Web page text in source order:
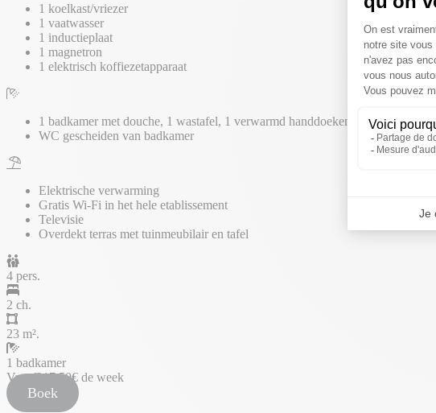
1 koelkast/vriezer
1 vaatwasser
1 inductieplaat
1 magnetron
1 elektrisch koffiezetapparaat
1 badkamer met douche, 1 wastafel, 1 verwarmd handdoekenrek, 1 haardroger
WC gescheiden van badkamer
Elektrische verwarming
Gratis Wi-Fi in het hele etablissement
Televisie
Overdekt terras met tuinmeubilair en tafel
4 pers.
2 ch.
23 m².
1 badkamer
Vanaf217.50€ de week
Boek